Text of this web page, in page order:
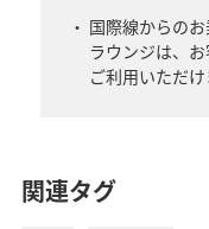
国際線からの
ラウンジは、
ご利用いただけ
関連タグ